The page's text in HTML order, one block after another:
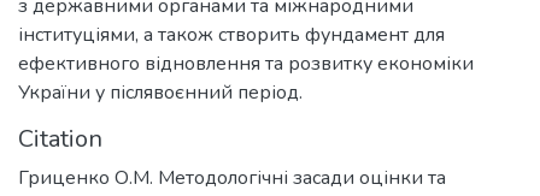
з державними органами та міжнародними
інституціями, а також створить фундамент для
ефективного відновлення та розвитку економіки
України у післявоєнний період.
Citation
Гриценко О.М. Методологічні засади оцінки та